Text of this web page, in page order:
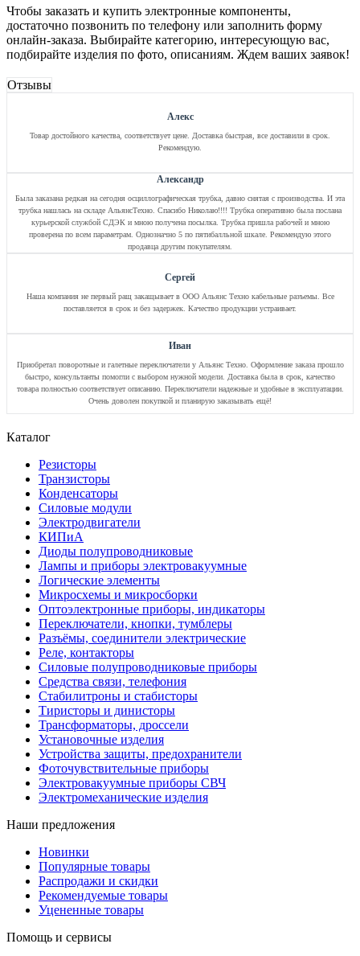
Чтобы заказать и купить электронные компоненты,
достаточно позвонить по телефону или заполнить форму
онлайн-заказа. Выбирайте категорию, интересующую вас,
подбирайте изделия по фото, описаниям. Ждем ваших заявок!
Отзывы
Алекс
Товар достойного качества, соответствует цене. Доставка быстрая, все доставили в срок.
Рекомендую.
Александр
Была заказана редкая на сегодня осциллографическая трубка, давно снятая с производства. И эта
трубка нашлась на складе АльянсТехно. Спасибо Николаю!!!! Трубка оперативно была послана
курьерской службой СДЭК и мною получена посылка. Трубка пришла рабочей и мною
проверена по всем параметрам. Однозначно 5 по пятибалльной шкале. Рекомендую этого
продавца другим покупателям.
Сергей
Наша компания не первый ращ закащывает в ООО Альянс Техно кабельные разъемы. Все
поставляется в срок и без задержек. Качество продукции устраивает.
Иван
Приобретал поворотные и галетные переключатели у Альянс Техно. Оформление заказа прошло
быстро, консультанты помогли с выбором нужной модели. Доставка была в срок, качество
товара полностью соответствует описанию. Переключатели надежные и удобные в эксплуатации.
Очень доволен покупкой и планирую заказывать ещё!
Каталог
Резисторы
Транзисторы
Конденсаторы
Силовые модули
Электродвигатели
КИПиА
Диоды полупроводниковые
Лампы и приборы электровакуумные
Логические элементы
Микросхемы и микросборки
Оптоэлектронные приборы, индикаторы
Переключатели, кнопки, тумблеры
Разъёмы, соединители электрические
Реле, контакторы
Силовые полупроводниковые приборы
Средства связи, телефония
Стабилитроны и стабисторы
Тиристоры и динисторы
Трансформаторы, дроссели
Установочные изделия
Устройства защиты, предохранители
Фоточувствительные приборы
Электровакуумные приборы СВЧ
Электромеханические изделия
Наши предложения
Новинки
Популярные товары
Распродажи и скидки
Рекомендуемые товары
Уцененные товары
Помощь и сервисы